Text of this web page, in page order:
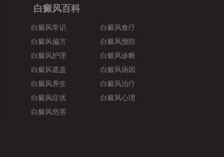
白癜风百科
白癜风常识
白癜风偏方
白癜风护理
白癜风遮盖
白癜风养生
白癜风症状
白癜风危害
白癜风食疗
白癜风预防
白癜风诊断
白癜风病因
白癜风治疗
白癜风心理